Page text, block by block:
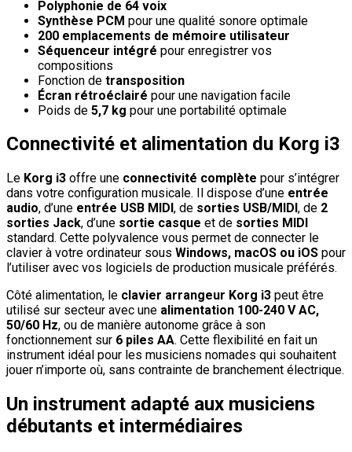
Polyphonie de 64 voix
Synthèse PCM pour une qualité sonore optimale
200 emplacements de mémoire utilisateur
Séquenceur intégré pour enregistrer vos
compositions
Fonction de transposition
Écran rétroéclairé pour une navigation facile
Poids de 5,7 kg pour une portabilité optimale
Connectivité et alimentation du Korg i3
Le Korg i3 offre une connectivité complète pour s’intégrer
dans votre configuration musicale. Il dispose d’une entrée
audio, d’une entrée USB MIDI , de sorties USB/MIDI , de 2
sorties Jack, d’une sortie casque et de sorties MIDI
standard. Cette polyvalence vous permet de connecter le
clavier à votre ordinateur sous Windows, macOS ou iOS pour
l’utiliser avec vos logiciels de production musicale préférés.
Côté alimentation, le clavier arrangeur Korg i3 peut être
utilisé sur secteur avec une alimentation 100-240 V AC,
50/60 Hz, ou de manière autonome grâce à son
fonctionnement sur 6 piles AA. Cette flexibilité en fait un
instrument idéal pour les musiciens nomades qui souhaitent
jouer n’importe où, sans contrainte de branchement électrique.
Un instrument adapté aux musiciens
débutants et intermédiaires